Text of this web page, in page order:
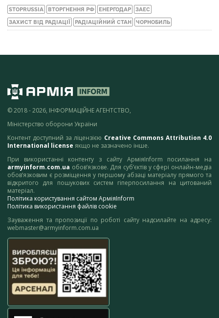
STOPRUSSIA ВТОРГНЕННЯ РФ ЕНЕРГОДАР ЗАЕС
ЗАХИСТ ВІД РАДІАЦІЇ РАДІАЦІЙНИЙ СТАН ЧОРНОБИЛЬ
© 2018 - 2026, ІНФОРМАЦІЙНЕ АГЕНТСТВО,
Міністерство оборони України
Контент доступний за ліцензією Creative Commons Attribution 4.0
International license якщо не зазначено інше.
При використанні контенту з сайту АрміяInform посилання на
armyinform.com.ua обов’язкове. Для суб’єктів у сфері онлайн-медіа
обов’язковим є розміщення у першому абзаці матеріалу прямого та
відкритого для пошукових систем гіперпосилання на цитований
матеріал.
Політика користування сайтом АрміяInform
Політика використання файлів cookie
Зауваження та пропозиції по роботі сайту надсилайте на адресу:
webmaster@armyinform.com.ua